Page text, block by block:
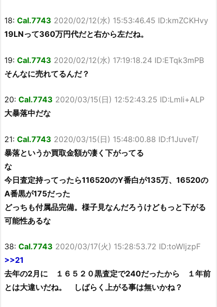
18: Cal.7743 2020/02/12(水) 15:53:46.45 ID:kmZCKHvy
19LNって360万円代だと右から左だね。
19: Cal.7743 2020/02/12(水) 17:19:18.24 ID:ETqk3mPB
そんなに売れてるんだ？
20: Cal.7743 2020/03/15(日) 12:52:43.25 ID:LmIi+ALP
大暴落中だな
21: Cal.7743 2020/03/15(日) 15:48:00.88 ID:f1JuveT/
暴落というか買取金額が凄く下がってる
な
今日査定持ってったら116520のY番白が135万、16520の
A番黒が175だった
どっちも付属品完備。様子見なんだろうけどもっと下がる
可能性あるな
38: Cal.7743 2020/03/17(火) 15:28:53.72 ID:toWljzpF
>>21
去年の2月に １６５２０黒査定で240だったから １年前
とは大違いだね。 しばらく上がる事は無いかね？